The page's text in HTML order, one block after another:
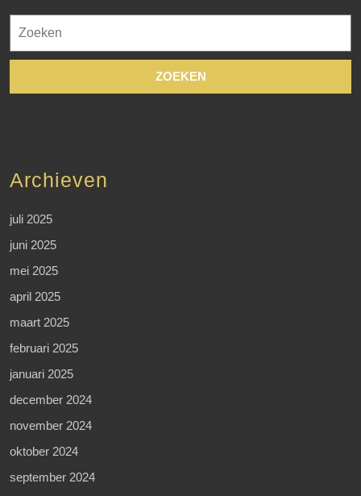
naar:
Archieven
juli 2025
juni 2025
mei 2025
april 2025
maart 2025
februari 2025
januari 2025
december 2024
november 2024
oktober 2024
september 2024